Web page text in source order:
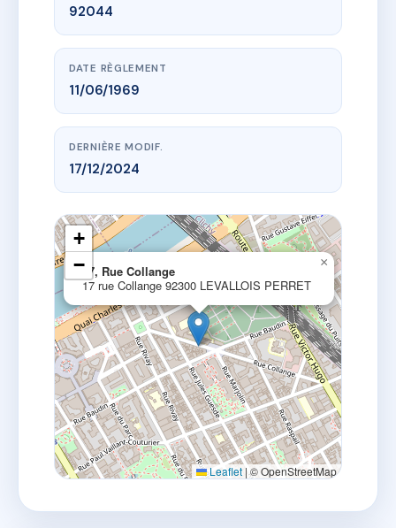
92044
DATE RÈGLEMENT
11/06/1969
DERNIÈRE MODIF.
17/12/2024
17, Rue Collange
17 rue Collange 92300 LEVALLOIS PERRET
×
+
−
Leaflet |© OpenStreetMap